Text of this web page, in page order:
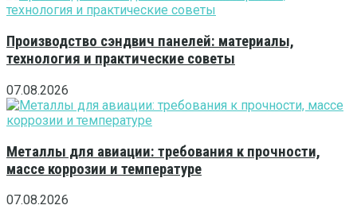
Производство сэндвич панелей: материалы,
технология и практические советы
07.08.2026
Металлы для авиации: требования к прочности,
массе коррозии и температуре
07.08.2026